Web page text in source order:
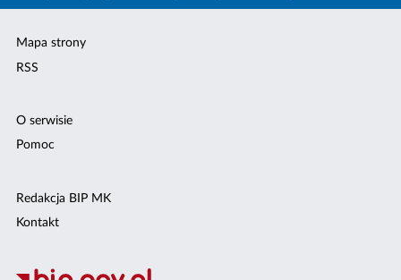
Mapa strony
RSS
O serwisie
Pomoc
Redakcja BIP MK
Kontakt